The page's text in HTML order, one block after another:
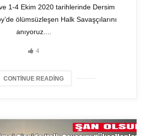
1-4 Ekim 2020 tarihlerinde Dersim
ölümsüzleşen Halk Savaşçılarını
anıyoruz....
4
CONTINUE READING